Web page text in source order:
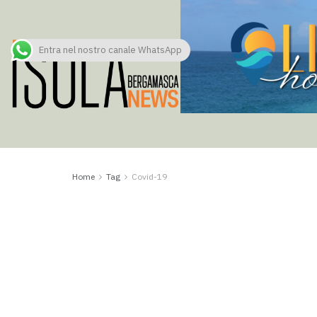
Home Tag Covid-19
Entra nel nostro canale WhatsApp